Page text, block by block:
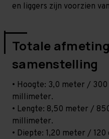
en liggers zijn voorzien
Totale
samenstelling
• Hoogte: 3,0 meter /
millimeter.
• Lengte: 8,50 meter /
millimeter.
• Diepte: 1,20 meter /